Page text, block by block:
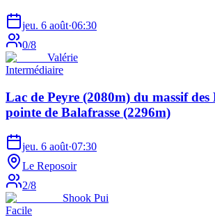
jeu. 6 août·06:30
0/8
Valérie
Intermédiaire
Lac de Peyre (2080m) du massif des
pointe de Balafrasse (2296m)
jeu. 6 août·07:30
Le Reposoir
2/8
Shook Pui
Facile